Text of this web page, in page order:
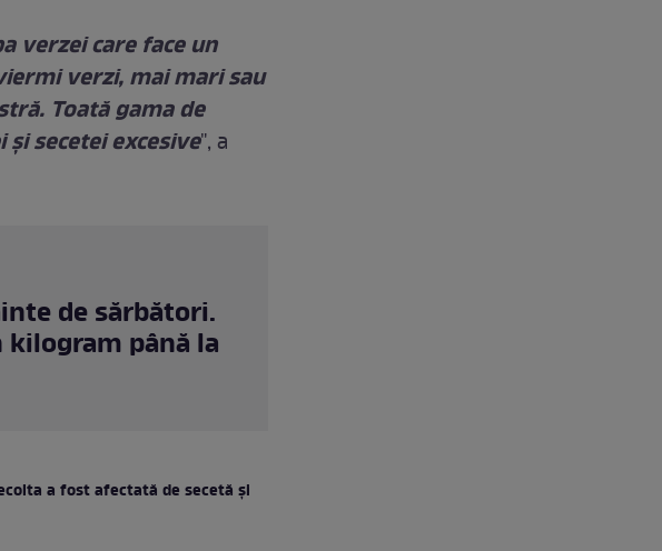
verzei care face un
verzi, mai mari sau
Toată gama de
secetei excesive", a
de sărbători.
până la
a fost afectată de secetă și